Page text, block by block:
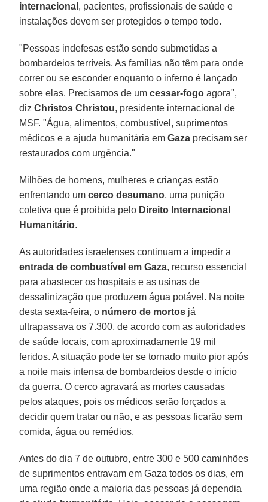
internacional , pacientes, profissionais de saúde e
instalações devem ser protegidos o tempo todo.
"Pessoas indefesas estão sendo submetidas a
bombardeios terríveis. As famílias não têm para onde
correr ou se esconder enquanto o inferno é lançado
sobre elas. Precisamos de umcessar-fogo agora",
dizChristos Christou, presidente internacional de
MSF. "Água, alimentos, combustível, suprimentos
médicos e a ajuda humanitária emGaza precisam ser
restaurados com urgência."
Milhões de homens, mulheres e crianças estão
enfrentando umcerco desumano, uma punição
coletiva que é proibida pelo Direito Internacional
Humanitário.
As autoridades israelenses continuam a impedir a
entrada de combustível em Gaza, recurso essencial
para abastecer os hospitais e as usinas de
dessalinização que produzem água potável. Na noite
desta sexta-feira, o número de mortos já
ultrapassava os 7.300, de acordo com as autoridades
de saúde locais, com aproximadamente 19 mil
feridos. A situação pode ter se tornado muito pior após
a noite mais intensa de bombardeios desde o início
da guerra. O cerco agravará as mortes causadas
pelos ataques, pois os médicos serão forçados a
decidir quem tratar ou não, e as pessoas ficarão sem
comida, água ou remédios.
Antes do dia 7 de outubro, entre 300 e 500 caminhões
de suprimentos entravam em Gaza todos os dias, em
uma região onde a maioria das pessoas já dependia